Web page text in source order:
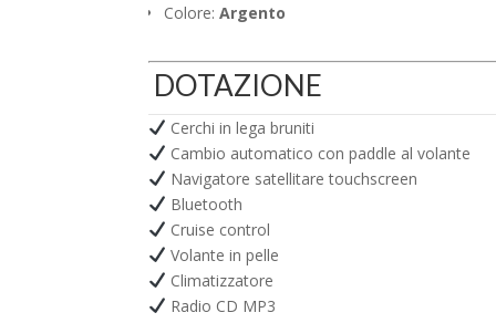
Colore:Argento
DOTAZIONE
Cerchi in lega bruniti
Cambio automatico con paddle al volante
Navigatore satellitare touchscreen
Bluetooth
Cruise control
Volante in pelle
Climatizzatore
Radio CD MP3